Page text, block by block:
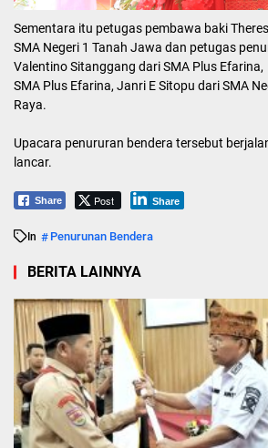
Sementara itu petugas pembawa baki
SMA Negeri 1 Tanah Jawa dan petugas
Valentino Sitanggang dari SMA Plus
SMA Plus Efarina, Janri E Sitopu dari SMA
Raya.
Upacara penururan bendera tersebut
lancar.
Share Post Share
In Penurunan Bendera
BERITA LAINNYA